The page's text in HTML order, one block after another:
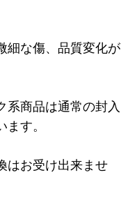
細な傷、品質変化が
系商品は通常の封入
す。
はお受け出来ませ